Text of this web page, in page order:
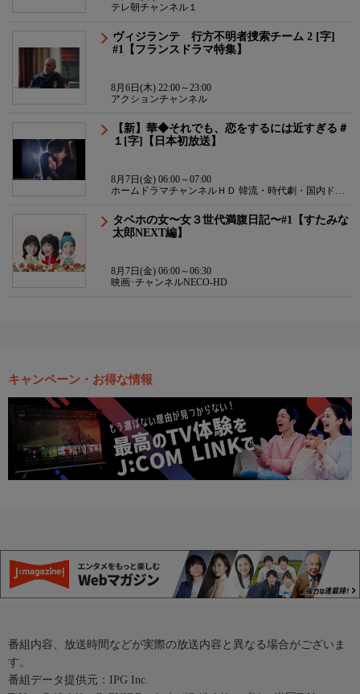
テレ朝チャンネル１
ヴィジランテ 行方不明者捜索チーム 2 [字]
#1【フランスドラマ特集】
8月6日(木) 22:00～23:00
アクションチャンネル
【新】華◆それでも、恋をするには近すぎる＃
１[字]【日本初放送】
8月7日(金) 06:00～07:00
ホームドラマチャンネルＨＤ 韓流・時代劇・国内ドラ
タベホの女〜女３世代満腹日記〜#1【すたみな
太郎NEXT編】
8月7日(金) 06:00～06:30
映画･チャンネルNECO-HD
キャンペーン・お得な情報
番組内容、放送時間などが実際の放送内容と異なる場合がございま
す。
番組データ提供元：IPG Inc.